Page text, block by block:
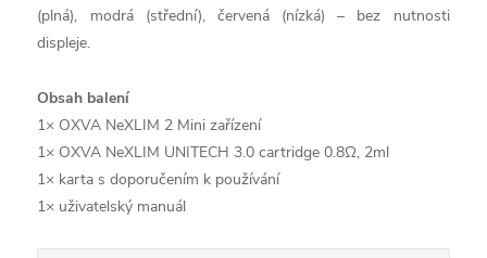
(plná), modrá (střední), červená (nízká) – bez nutnosti
displeje.
Obsah balení
1× OXVA NeXLIM 2 Mini zařízení
1× OXVA NeXLIM UNITECH 3.0 cartridge 0.8Ω, 2ml
1× karta s doporučením k používání
1× uživatelský manuál